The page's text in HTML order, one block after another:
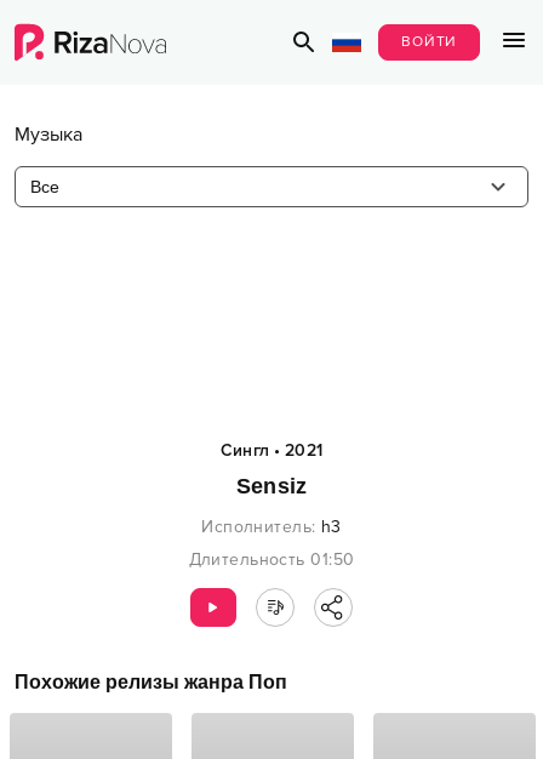
ВОЙТИ
Музыка
Все
Сингл •2021
Sensiz
Исполнитель: h3
Длительность 01:50
Похожие релизы жанра Поп